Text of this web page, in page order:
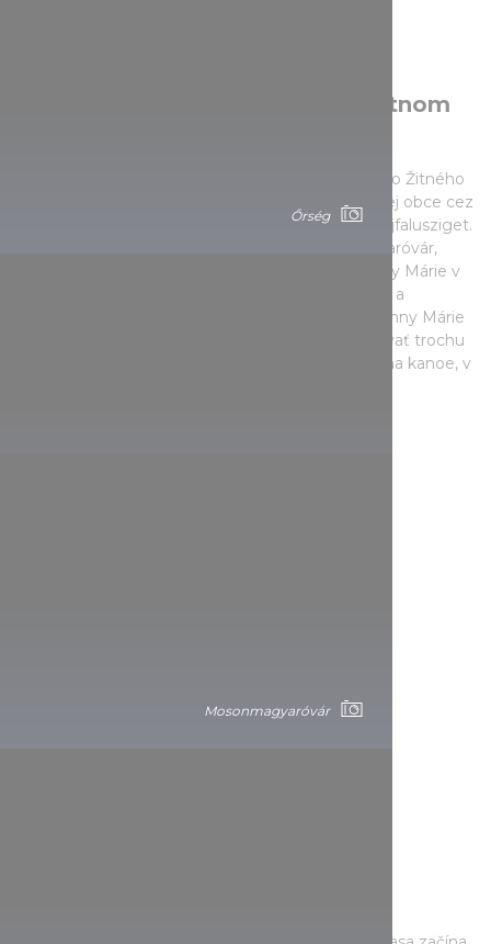
Őrség
Na dvoch kolesách na Malom Žitnom
38-kilometrová cyklotúra krásnou prírodou Malého Žitného
ostrova sa začína v Dunakiliti a vracia sa do tej istej obce cez
Mosonmagyaróvár, Máriakálnok, Dunasziget a Tejfalusziget.
Medzi pamiatky na ceste patrí hrad Mosonmagyaróvár,
ktorý založil kráľ Štefan I., kaplnka Návštevy Panny Márie v
Máriakálnoku, postavená nad zázračnou studňou, a
pútnické miesto známe kvôli zázračnej soche Panny Márie
v Kálnoku. Na ostrove Dunasziget sa oplatí venovať trochu
viac času ekoparku, kde sa môžete hoci aj plaviť na kanoe, v
Mosonmagyaróvár